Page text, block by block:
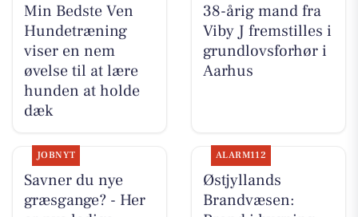
Min Bedste Ven
Hundetræning
viser en nem
øvelse til at lære
hunden at holde
dæk
38-årig mand fra
Viby J fremstilles i
grundlovsforhør i
Aarhus
JOBNYT
Savner du nye
græsgange? - Her
ALARM112
Østjyllands
Brandvæsen: